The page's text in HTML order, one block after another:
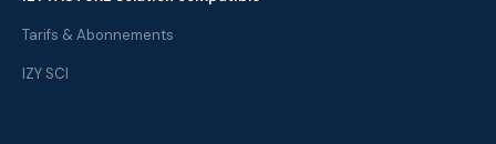
Tarifs & Abonnements
IZY SCI